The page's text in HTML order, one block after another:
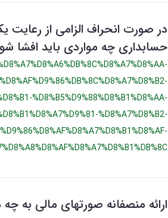
در صورت انحراف الزامی از رعایت
حسابداری چه مواردی باید افشا
%D8%B5%D9%88%D8%B1%D8%AA-
%D8%A7%D8%B2-
ارائه منصفانه صورتهای مالی به